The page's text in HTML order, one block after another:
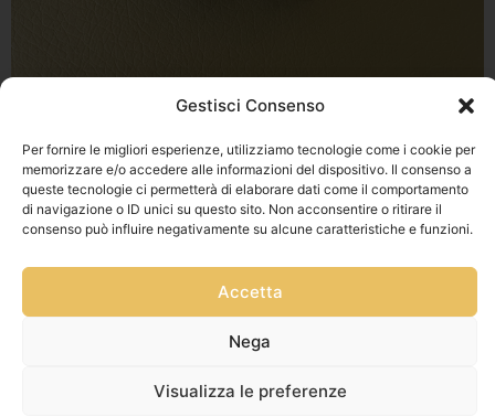
Gestisci Consenso
Per fornire le migliori esperienze, utilizziamo tecnologie come i cookie per
memorizzare e/o accedere alle informazioni del dispositivo. Il consenso a
queste tecnologie ci permetterà di elaborare dati come il comportamento
di navigazione o ID unici su questo sito. Non acconsentire o ritirare il
consenso può influire negativamente su alcune caratteristiche e funzioni.
Accetta
Nega
Visualizza le preferenze
Privacy Policy
Cookie Policy
Informativa
Spedizioni
Via Franz
Fischietti, 15
3939546162
raft.com